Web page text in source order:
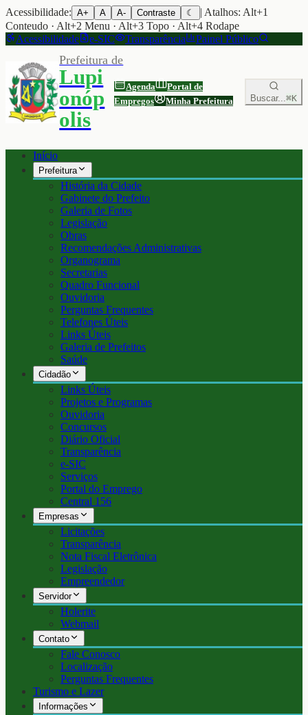
Acessibilidade: A+ A A- Contraste ☾
| Atalhos: Alt+1
Conteudo · Alt+2 Menu · Alt+3 Topo · Alt+4 Rodape
Acessibilidade
e-SIC Transparência Painel Público
Prefeitura de
Lupi
onóp
olis
Agenda
Portal de
Empregos
Minha Prefeitura Buscar...⌘K
Início
Prefeitura
História da Cidade
Gabinete do Prefeito
Galeria de Fotos
Legislação
Obras
Recomendações Administrativas
Organograma
Secretarias
Quadro Funcional
Ouvidoria
Perguntas Frequentes
Telefones Úteis
Links Úteis
Galeria de Prefeitos
Saúde
Cidadão
Links Úteis
Projetos e Programas
Ouvidoria
Concursos
Diário Oficial
Transparência
e-SIC
Serviços
Portal do Emprego
Central 156
Empresas
Licitações
Transparência
Nota Fiscal Eletrônica
Legislação
Empreendedor
Servidor
Holerite
Webmail
Contato
Fale Conosco
Localização
Perguntas Frequentes
Turismo e Lazer
Informações